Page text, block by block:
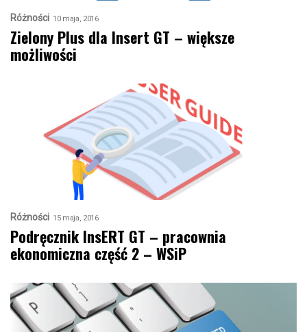
Różności 10 maja, 2016
Zielony Plus dla Insert GT – większe
możliwości
Różności 15 maja, 2016
Podręcznik InsERT GT – pracownia
ekonomiczna część 2 – WSiP